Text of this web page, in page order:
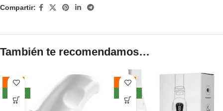
Compartir:
También te recomendamos…
-41%
NUEVO
-50%
NUEVO